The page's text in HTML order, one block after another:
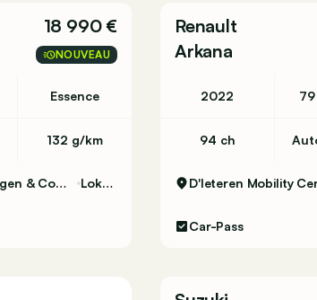
18 990 €
NOUVEAU
Essence
132 g/km
Van Mossel Lokeren - Volkswagen & Commercial Vehicles Lokeren
Renault
Arkana
2022
94 ch
D'Ieteren Mobility
Car-Pass